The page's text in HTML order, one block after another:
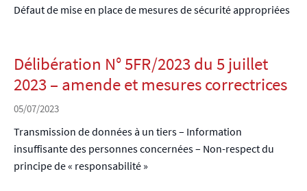
Défaut de mise en place de mesures de sécurité appropriées
Délibération N° 5FR/2023 du 5 juillet
2023 – amende et mesures correctrices
05/07/2023
Transmission de données à un tiers – Information
insuffisante des personnes concernées – Non-respect du
principe de « responsabilité »